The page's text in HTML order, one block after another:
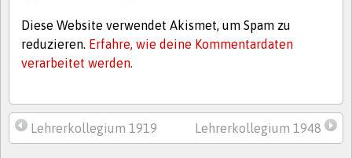
Diese Website verwendet Akismet, um Spam zu
reduzieren. Erfahre, wie deine Kommentardaten
verarbeitet werden.
Lehrerkollegium 1919 Lehrerkollegium 1948